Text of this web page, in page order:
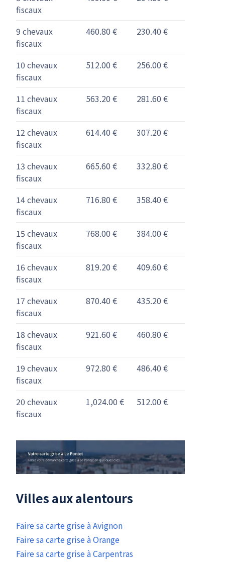
fiscaux
9 chevaux
fiscaux
460.80 € 230.40 €
10 chevaux
fiscaux
512.00 € 256.00 €
11 chevaux
fiscaux
563.20 € 281.60 €
12 chevaux
fiscaux
614.40 € 307.20 €
13 chevaux
fiscaux
665.60 € 332.80 €
14 chevaux
fiscaux
716.80 € 358.40 €
15 chevaux
fiscaux
768.00 € 384.00 €
16 chevaux
fiscaux
819.20 € 409.60 €
17 chevaux
fiscaux
870.40 € 435.20 €
18 chevaux
fiscaux
921.60 € 460.80 €
19 chevaux
fiscaux
972.80 € 486.40 €
20 chevaux
fiscaux
1,024.00 € 512.00 €
Villes aux alentours
Faire sa carte grise à Avignon
Faire sa carte grise à Orange
Faire sa carte grise à Carpentras